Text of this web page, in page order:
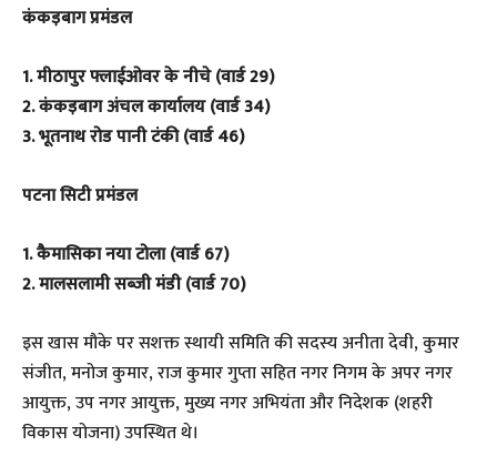
कंकड़बाग प्रमंडल
1. मीठापुर फ्लाईओवर के नीचे (वार्ड 29)
2. कंकड़बाग अंचल कार्यालय (वार्ड 34)
3. भूतनाथ रोड पानी टंकी (वार्ड 46)
पटना सिटी प्रमंडल
1. कैमासिका नया टोला (वार्ड 67)
2. मालसलामी सब्जी मंडी (वार्ड 70)
इस खास मौके पर सशक्त स्थायी समिति की सदस्य अनीता देवी, कुमार
संजीत, मनोज कुमार, राज कुमार गुप्ता सहित नगर निगम के अपर नगर
आयुक्त, उप नगर आयुक्त, मुख्य नगर अभियंता और निदेशक (शहरी
विकास योजना) उपस्थित थे।